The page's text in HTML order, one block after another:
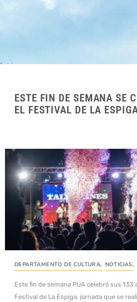
ESTE FIN DE SEMANA SE
EL FESTIVAL DE LA
DEPARTAMENTO DE CULTURA, NOTICIAS,
Este fin de semana PUA celebró sus 133
Festival de La Espiga, jornada que se